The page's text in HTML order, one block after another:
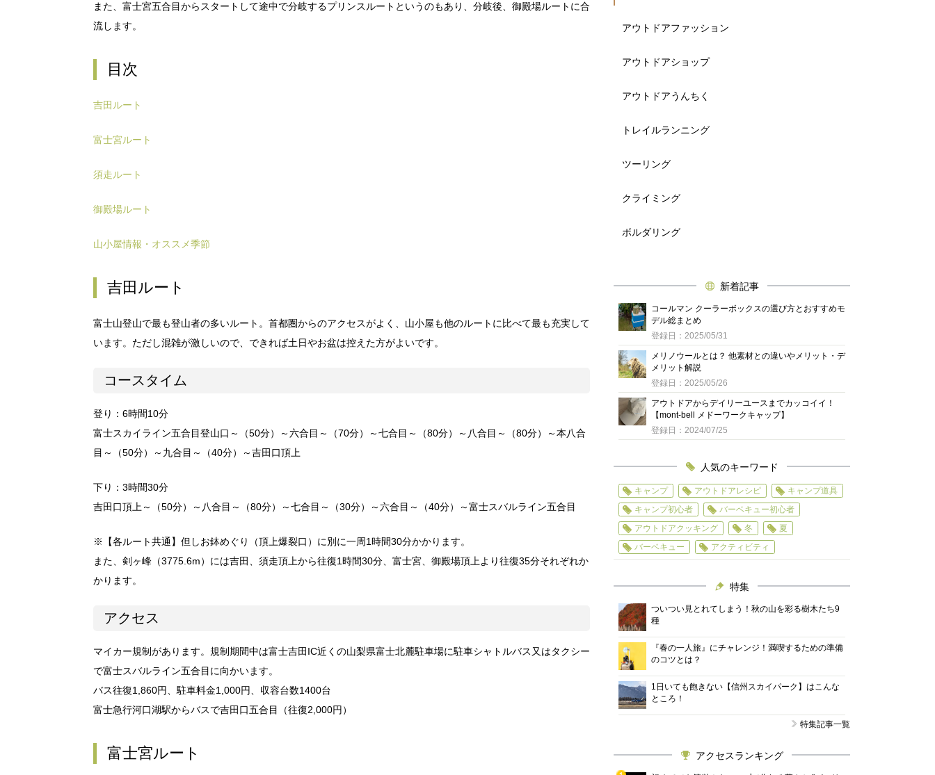
また、富士宮五合目からスタートして途中で分岐するプリンスルートというのもあり、分岐後、御殿場ルートに合
流します。
目次
吉田ルート
富士宮ルート
須走ルート
御殿場ルート
山小屋情報・オススメ季節
吉田ルート
富士山登山で最も登山者の多いルート。首都圏からのアクセスがよく、山小屋も他のルートに比べて最も充実して
います。ただし混雑が激しいので、できれば土日やお盆は控えた方がよいです。
コースタイム
登り：6時間10分
富士スカイライン五合目登山口～（50分）～六合目～（70分）～七合目～（80分）～八合目～（80分）～本八合
目～（50分）～九合目～（40分）～吉田口頂上
下り：3時間30分
吉田口頂上～（50分）～八合目～（80分）～七合目～（30分）～六合目～（40分）～富士スバルライン五合目
※【各ルート共通】但しお鉢めぐり（頂上爆裂口）に別に一周1時間30分かかります。
また、剣ヶ峰（3775.6m）には吉田、須走頂上から往復1時間30分、富士宮、御殿場頂上より往復35分それぞれか
かります。
アクセス
マイカー規制があります。規制期間中は富士吉田IC近くの山梨県富士北麓駐車場に駐車シャトルバス又はタクシー
で富士スバルライン五合目に向かいます。
バス往復1,860円、駐車料金1,000円、収容台数1400台
富士急行河口湖駅からバスで吉田口五合目（往復2,000円）
富士宮ルート
アウトドアファッション
アウトドアショップ
アウトドアうんちく
トレイルランニング
ツーリング
クライミング
ボルダリング
新着記事
コールマン クーラーボックスの選び方とおすすめモ
デル総まとめ
登録日：2025/05/31
メリノウールとは？ 他素材との違いやメリット・デ
メリット解説
登録日：2025/05/26
アウトドアからデイリーユースまでカッコイイ！
【mont-bell メドーワークキャップ】
登録日：2024/07/25
人気のキーワード
キャンプ アウトドアレシピ
キャンプ道具
キャンプ初心者
バーベキュー初心者
アウトドアクッキング
冬
夏
バーベキュー
アクティビティ
特集
ついつい見とれてしまう！秋の山を彩る樹木たち9
種
『春の一人旅』にチャレンジ！満喫するための準備
のコツとは？
1日いても飽きない【信州スカイパーク】はこんな
ところ！
特集記事一覧
アクセスランキング